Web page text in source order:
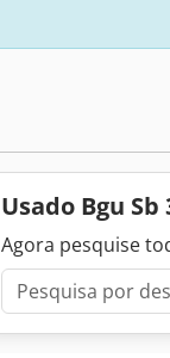
Usado Bgu Sb
Agora pesquise